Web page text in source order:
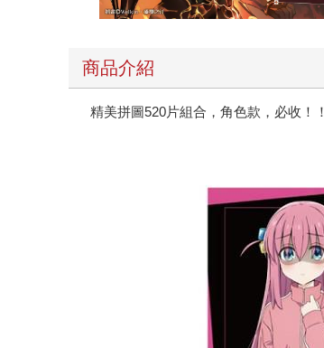
商品介紹
精美拼圖520片組合，角色款，必收！！